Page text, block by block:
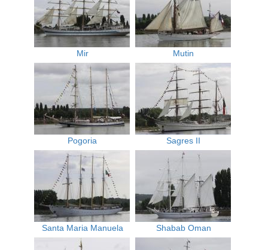
Mir Mutin
Pogoria Sagres II
Santa Maria Manuela Shabab Oman